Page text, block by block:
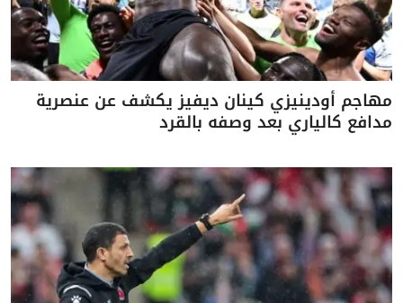
مهاجم أودينيزي كينان ديفيز يكشف عن عنصرية
مدافع كالياري بعد وصفه بالقرد